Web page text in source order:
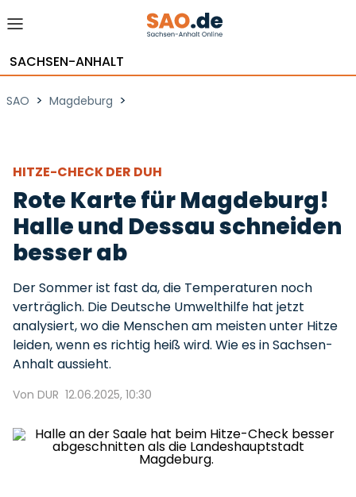
SACHSEN-ANHALT
SAO > Magdeburg >
HITZE-CHECK DER DUH
Rote Karte für Magdeburg!
Halle und Dessau schneiden
besser ab
Der Sommer ist fast da, die Temperaturen noch
verträglich. Die Deutsche Umwelthilfe hat jetzt
analysiert, wo die Menschen am meisten unter Hitze
leiden, wenn es richtig heiß wird. Wie es in Sachsen-
Anhalt aussieht.
Von DUR 12.06.2025, 10:30